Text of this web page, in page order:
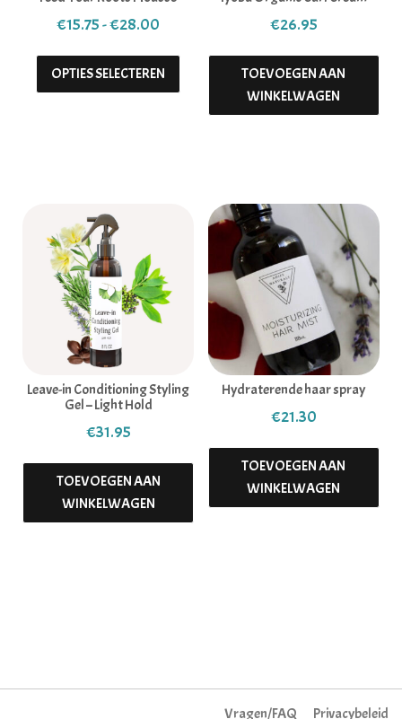
€15.75-€28.00 Prijsklasse: €15.75 tot €28.00
OPTIES SELECTEREN
Dit product heeft meerdere variaties.
€26.95
TOEVOEGEN AAN
WINKELWAGEN
Leave-in Conditioning Styling
Gel – Light Hold
€31.95
TOEVOEGEN AAN
WINKELWAGEN
Hydraterende haar spray
€21.30
TOEVOEGEN AAN
WINKELWAGEN
Vragen/FAQ Privacybeleid